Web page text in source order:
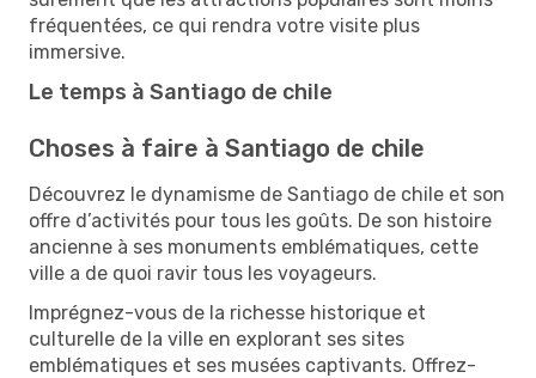
fréquentées, ce qui rendra votre visite plus
immersive.
Le temps à Santiago de chile
Choses à faire à Santiago de chile
Découvrez le dynamisme de Santiago de chile et son
offre d’activités pour tous les goûts. De son histoire
ancienne à ses monuments emblématiques, cette
ville a de quoi ravir tous les voyageurs.
Imprégnez-vous de la richesse historique et
culturelle de la ville en explorant ses sites
emblématiques et ses musées captivants. Offrez-